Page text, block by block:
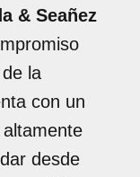
& Seañez
la
con un
desde